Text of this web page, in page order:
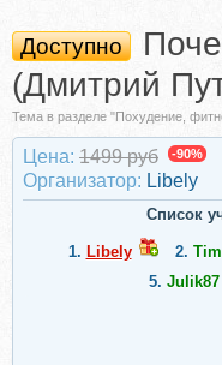
Доступно
(Дмитрий
Тема в разделе "Похудение,
Цена: 1499 руб -90%
Организатор: Libely
Список
1. Libely 2.
5. Julik87